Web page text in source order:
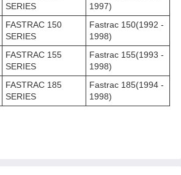
SERIES
1997)
FASTRAC 150
SERIES
Fastrac 150(1992 -
1998)
FASTRAC 155
SERIES
Fastrac 155(1993 -
1998)
FASTRAC 185
SERIES
Fastrac 185(1994 -
1998)